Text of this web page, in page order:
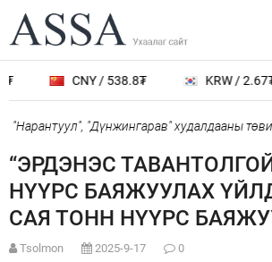
CNY / 538.8₮ KRW / 2.67₮
"Нарантуул", "Дүнжингарав" худалдааны
“ЭРДЭНЭС
НҮҮРС БАЯЖУУЛАХ
САЯ ТОНН НҮҮРС
Tsolmon 2025-9-17 0